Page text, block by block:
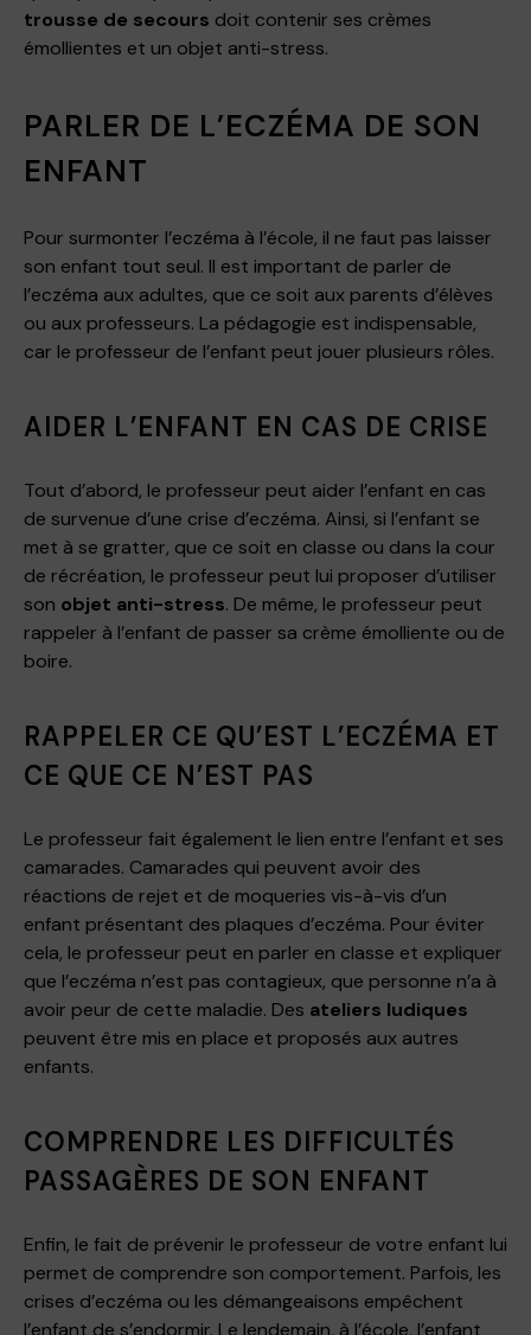
trousse de secours doit contenir ses crèmes
émollientes et un objet anti-stress.
PARLER DE L’ECZÉMA DE SON
ENFANT
Pour surmonter l’eczéma à l’école, il ne faut pas laisser
son enfant tout seul. Il est important de parler de
l’eczéma aux adultes, que ce soit aux parents d’élèves
ou aux professeurs. La pédagogie est indispensable,
car le professeur de l’enfant peut jouer plusieurs rôles.
AIDER L’ENFANT EN CAS DE CRISE
Tout d’abord, le professeur peut aider l’enfant en cas
de survenue d’une crise d’eczéma. Ainsi, si l’enfant se
met à se gratter, que ce soit en classe ou dans la cour
de récréation, le professeur peut lui proposer d’utiliser
son objet anti-stress. De même, le professeur peut
rappeler à l’enfant de passer sa crème émolliente ou de
boire.
RAPPELER CE QU’EST L’ECZÉMA ET
CE QUE CE N’EST PAS
Le professeur fait également le lien entre l’enfant et ses
camarades. Camarades qui peuvent avoir des
réactions de rejet et de moqueries vis-à-vis d’un
enfant présentant des plaques d’eczéma. Pour éviter
cela, le professeur peut en parler en classe et expliquer
que l’eczéma n’est pas contagieux, que personne n’a à
avoir peur de cette maladie. Des ateliers ludiques
peuvent être mis en place et proposés aux autres
enfants.
COMPRENDRE LES DIFFICULTÉS
PASSAGÈRES DE SON ENFANT
Enfin, le fait de prévenir le professeur de votre enfant lui
permet de comprendre son comportement. Parfois, les
crises d’eczéma ou les démangeaisons empêchent